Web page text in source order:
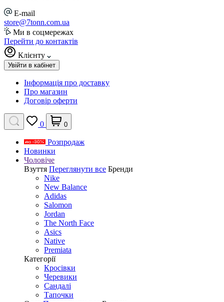
E-mail
store@7tonn.com.ua
Ми в соцмережах
Перейти до контактів
Клієнту
Увійти в кабінет
Інформація про доставку
Про магазин
Договір оферти
0 0
Розпродаж
Новинки
Чоловіче
Взуття Переглянути все Бренди
Nike
New Balance
Adidas
Salomon
Jordan
The North Face
Asics
Native
Premiata
Категорії
Кросівки
Черевики
Сандалі
Tапочки